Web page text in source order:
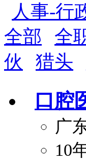
法定节假日三薪
晋升与政策
8小时工作制
关怀与福利
定期团建
人事-行
全部
全
伙
猎头
口腔
广
10